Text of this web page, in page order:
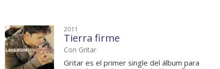
2011
Tierra firme
Con Gritar
Gritar es el primer single del álbum para